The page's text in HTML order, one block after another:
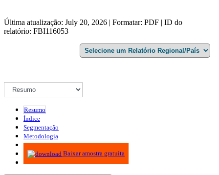
Última atualização: July 20, 2026 | Formatar: PDF | ID do
relatório: FBI116053
Resumo
Índice
Segmentação
Metodologia
Infográficos
Baixar amostra gratuita